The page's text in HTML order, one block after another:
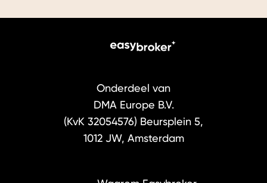
Onderdeel van
DMA Europe B.V.
(KvK 32054576) Beursplein 5,
1012 JW, Amsterdam